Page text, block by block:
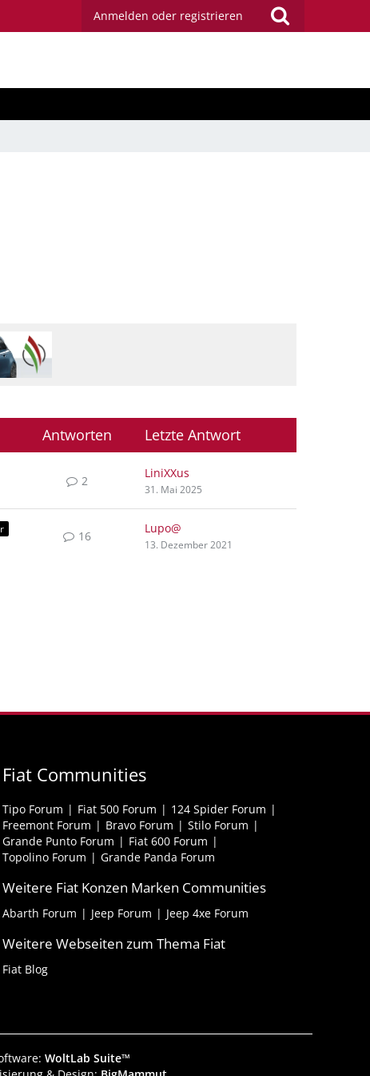
Anmelden oder registrieren
Antworten Letzte Antwort
2
LiniXXus
31. Mai 2025
16
Lupo@
13. Dezember 2021
Fiat Communities
Tipo Forum Fiat 500 Forum
124 Spider Forum
Freemont Forum
Bravo Forum
Stilo Forum
Grande Punto Forum
Fiat 600 Forum
Topolino Forum
Grande Panda Forum
Weitere Fiat Konzen Marken Communities
Abarth Forum Jeep Forum Jeep 4xe Forum
Weitere Webseiten zum Thema Fiat
Fiat Blog
WoltLab Suite™